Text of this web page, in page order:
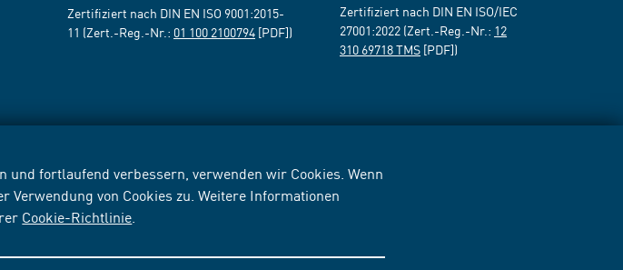
fortlaufend verbessern, verwenden wir Cookies. Wenn
Verwendung von Cookies zu. Weitere Informationen
Cookie-Richtlinie
Zertifiziert nach DIN EN ISO 9001:2015-
11 (Zert.-Reg.-Nr.: 01 100 2100794 [PDF])
Zertifiziert nach DIN EN ISO/IEC
27001:2022 (Zert.-Reg.-Nr.: 12
310 69718 TMS [PDF])